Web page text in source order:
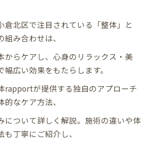
倉北区で注目されている「整体」と
組み合わせは、
からケアし、心身のリラックス・美
広い効果をもたらします。
rapportが提供する独自のアプローチ
なケア方法、
について詳しく解説。施術の違いや体
丁寧にご紹介し、